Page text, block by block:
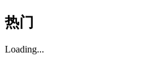
热门
Loading...